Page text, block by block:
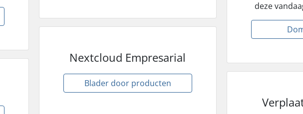
Nextcloud Empresarial
Blader door producten
deze